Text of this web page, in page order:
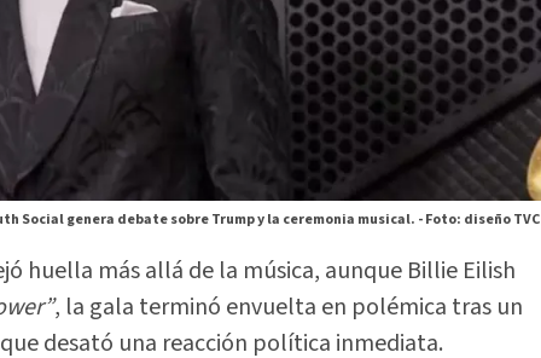
Social genera debate sobre Trump y la ceremonia musical. -Foto: diseño TVC
huella más allá de la música, aunque Billie Eilish
, la gala terminó envuelta en polémica tras un
que desató una reacción política inmediata.